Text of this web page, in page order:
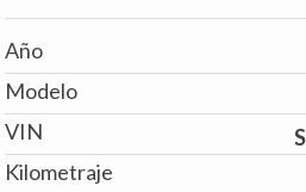
Año
Modelo
VIN
Kilometraje